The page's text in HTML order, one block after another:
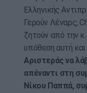
Ελληνικής
Γερούν Λέναρς,
ζητούν από την
υπόθεση αυτή
Αριστεράς να
απέναντι στη
Νίκου Παππά,